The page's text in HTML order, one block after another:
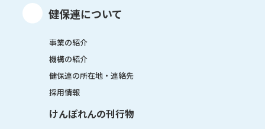
健保連について
事業の紹介
機構の紹介
健保連の所在地・連絡先
採用情報
けんぽれんの刊行物